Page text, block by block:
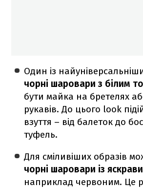
Один із
чорні шаровари з білим
бути майка на бретелях
рукавів. До цього look
взуття – від балеток до
туфель.
Для сміливіших образів
чорні шаровари із
наприклад червоним. Це